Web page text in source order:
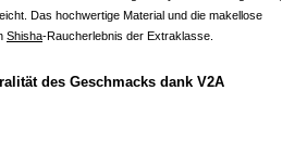
Das hochwertige Material und die makellose
Shisha-Raucherlebnis der Extraklasse.
des Geschmacks dank V2A